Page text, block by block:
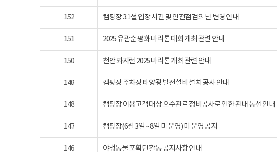
152 캠핑장 3.1절 입장 시간 및 안전점검의 날 변경 안내
151 2025 유관순 평화 마라톤 대회 개최 관련 안내
150 천안 꽈자런 2025 마라톤 개최 관련 안내
149 캠핑장 주차장 태양광 발전설비 설치 공사 안내
148 캠핑장 이용고객 대상 오수관로 정비공사로 인한 관내 동선 안내
147 캠핑장(6월 3일 ~ 8일 미 운영) 미 운영 공지
146 야생동물 포획단 활동 공지사항 안내